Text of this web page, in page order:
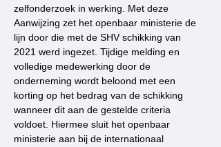
zelfonderzoek in werking. Met deze
Aanwijzing zet het openbaar ministerie de
lijn door die met de SHV schikking van
2021 werd ingezet. Tijdige melding en
volledige medewerking door de
onderneming wordt beloond met een
korting op het bedrag van de schikking
wanneer dit aan de gestelde criteria
voldoet. Hiermee sluit het openbaar
ministerie aan bij de internationaal